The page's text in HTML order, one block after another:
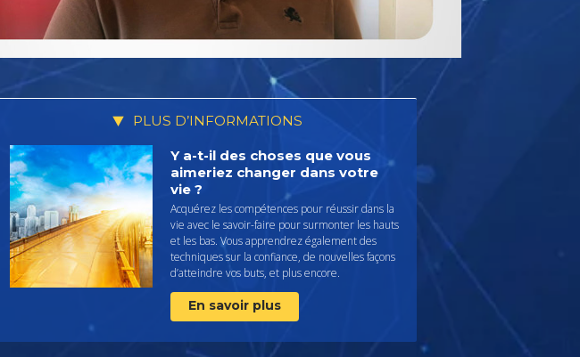
PLUS D’INFORMATIONS
Y a-t-il des choses que vous
aimeriez changer dans votre
vie ?
Acquérez les compétences pour réussir dans la
vie avec le savoir-faire pour surmonter les hauts
et les bas. Vous apprendrez également des
techniques sur la confiance, de nouvelles façons
d’atteindre vos buts, et plus encore.
En savoir plus